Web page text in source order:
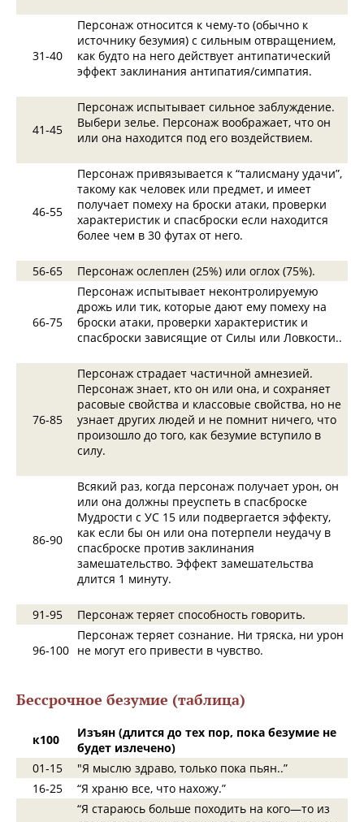
31‑40
Персонаж относится к чему-то (обычно к
источнику безумия) с сильным отвращением,
как будто на него действует антипатический
эффект заклинания антипатия/симпатия.
41‑45
Персонаж испытывает сильное заблуждение.
Выбери зелье. Персонаж воображает, что он
или она находится под его воздействием.
46‑55
Персонаж привязывается к “талисману удачи”,
такому как человек или предмет, и имеет
получает помеху на броски атаки, проверки
характеристик и спасброски если находится
более чем в 30 футах от него.
56‑65 Персонаж ослеплен (25%) или оглох (75%).
66‑75
Персонаж испытывает неконтролируемую
дрожь или тик, которые дают ему помеху на
броски атаки, проверки характеристик и
спасброски зависящие от Силы или Ловкости..
76‑85
Персонаж страдает частичной амнезией.
Персонаж знает, кто он или она, и сохраняет
расовые свойства и классовые свойства, но не
узнает других людей и не помнит ничего, что
произошло до того, как безумие вступило в
силу.
86‑90
Всякий раз, когда персонаж получает урон, он
или она должны преуспеть в спасброске
Мудрости с УС 15 или подвергается эффекту,
как если бы он или она потерпели неудачу в
спасброске против заклинания
замешательство. Эффект замешательства
длится 1 минуту.
91‑95 Персонаж теряет способность говорить.
96‑100
Персонаж теряет сознание. Ни тряска, ни урон
не могут его привести в чувство.
Бессрочное безумие (таблица)
к100
Изъян (длится до тех пор, пока безумие не
будет излечено)
01‑15
"Я мыслю здраво, только пока пьян..”
16‑25
“Я храню все, что нахожу.”
“Я стараюсь больше походить на кого—то из